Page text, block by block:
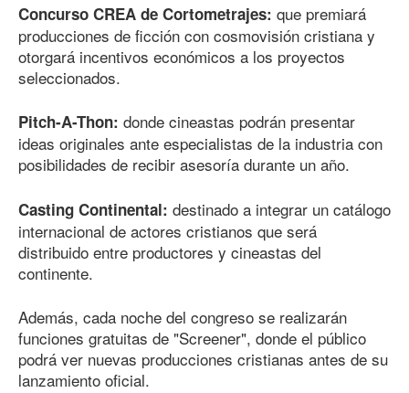
Concurso CREA de Cortometrajes: que premiará
producciones de ficción con cosmovisión cristiana y
otorgará incentivos económicos a los proyectos
seleccionados.
Pitch-A-Thon: donde cineastas podrán presentar
ideas originales ante especialistas de la industria con
posibilidades de recibir asesoría durante un año.
Casting Continental: destinado a integrar un catálogo
internacional de actores cristianos que será
distribuido entre productores y cineastas del
continente.
Además, cada noche del congreso se realizarán
funciones gratuitas de "Screener", donde el público
podrá ver nuevas producciones cristianas antes de su
lanzamiento oficial.